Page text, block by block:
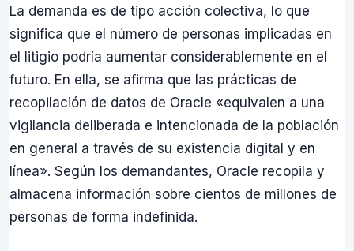
La demanda es de tipo acción colectiva, lo que
significa que el número de personas implicadas en
el litigio podría aumentar considerablemente en el
futuro. En ella, se afirma que las prácticas de
recopilación de datos de Oracle «equivalen a una
vigilancia deliberada e intencionada de la población
en general a través de su existencia digital y en
línea». Según los demandantes, Oracle recopila y
almacena información sobre cientos de millones de
personas de forma indefinida.